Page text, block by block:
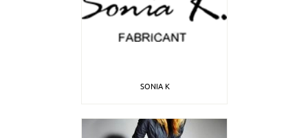
SONIA K